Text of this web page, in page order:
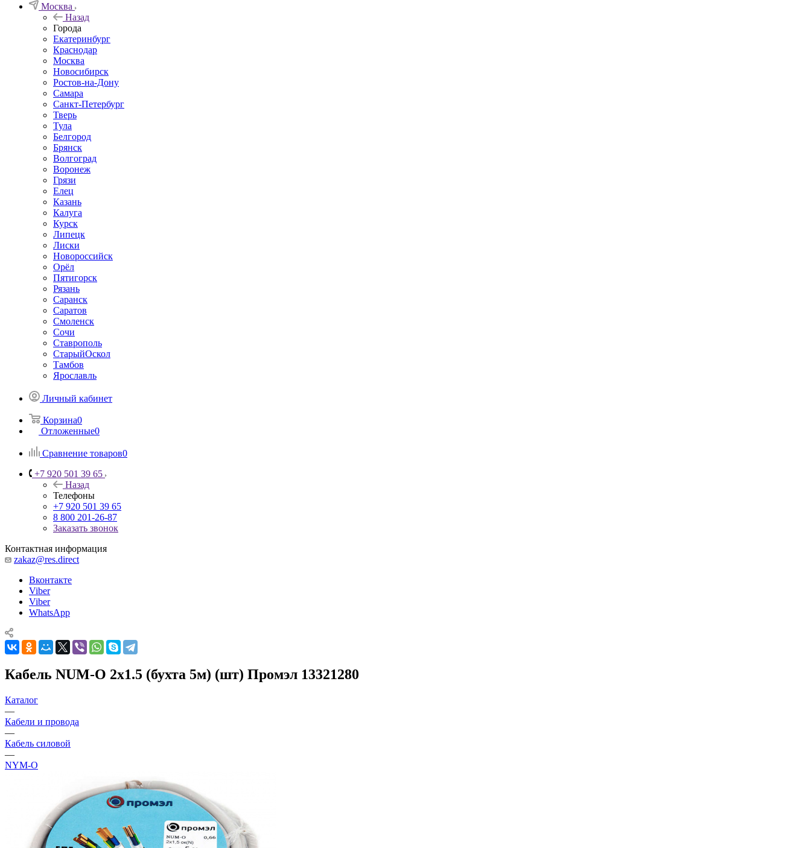
Москва
Назад
Города
Екатеринбург
Краснодар
Москва
Новосибирск
Ростов-на-Дону
Самара
Санкт-Петербург
Тверь
Тула
Белгород
Брянск
Волгоград
Воронеж
Грязи
Елец
Казань
Калуга
Курск
Липецк
Лиски
Новороссийск
Орёл
Пятигорск
Рязань
Саранск
Саратов
Смоленск
Сочи
Ставрополь
СтарыйОскол
Тамбов
Ярославль
Личный кабинет
Корзина0
Отложенные0
Сравнение товаров0
+7 920 501 39 65
Назад
Телефоны
+7 920 501 39 65
8 800 201-26-87
Заказать звонок
Контактная информация
zakaz@res.direct
Вконтакте
Viber
Viber
WhatsApp
Кабель NUM-O 2х1.5 (бухта 5м) (шт) Промэл 13321280
Каталог
—
Кабели и провода
—
Кабель силовой
—
NYM-O